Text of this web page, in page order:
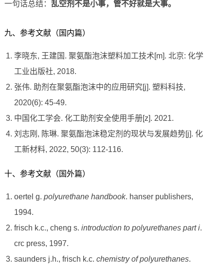
一句话总结： 乱空剂不是小事，管不好就是大事。
九、参考文献（国内篇）
李晓东, 王建国. 聚氨酯泡沫塑料加工技术[m]. 北京: 化学
工业出版社, 2018.
张伟. 助剂在聚氨酯泡沫中的应用研究[j]. 塑料科技,
2020(6): 45-49.
中国化工学会. 化工助剂安全使用手册[z]. 2021.
刘志刚, 陈琳. 聚氨酯泡沫稳定剂的现状与发展趋势[j]. 化
工新材料, 2022, 50(3): 112-116.
十、参考文献（国外篇）
oertel g. polyurethane handbook. hanser publishers,
1994.
frisch k.c., cheng s. introduction to polyurethanes part i.
crc press, 1997.
saunders j.h., frisch k.c. chemistry of polyurethanes.